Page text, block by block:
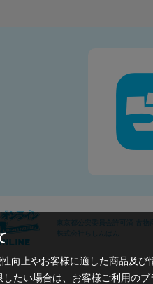
東京都公安委員会許可済 古
株式会社らしんばん
向上やお客様に適した商品及
たい場合は、お客様ご利用の